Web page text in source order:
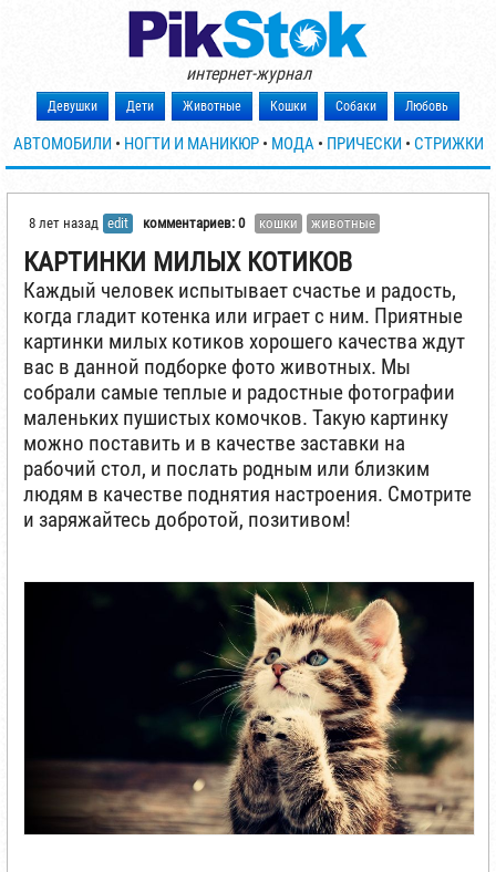
интернет-журнал
Девушки Дети Животные Кошки Собаки Любовь
АВТОМОБИЛИ • НОГТИ И МАНИКЮР• МОДА • ПРИЧЕСКИ • СТРИЖКИ
8 лет назад edit комментариев: 0 кошки животные
КАРТИНКИ МИЛЫХ КОТИКОВ
Каждый человек испытывает счастье и радость,
когда гладит котенка или играет с ним. Приятные
картинки милых котиков хорошего качества ждут
вас в данной подборке фото животных. Мы
собрали самые теплые и радостные фотографии
маленьких пушистых комочков. Такую картинку
можно поставить и в качестве заставки на
рабочий стол, и послать родным или близким
людям в качестве поднятия настроения. Смотрите
и заряжайтесь добротой, позитивом!